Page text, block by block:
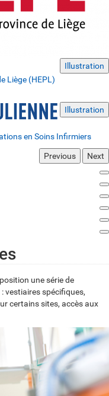
Illustration
Liège (HEPL)
Illustration
en Soins Infirmiers
Previous Next
une série de
vestiaires spécifiques,
certains sites, accès aux